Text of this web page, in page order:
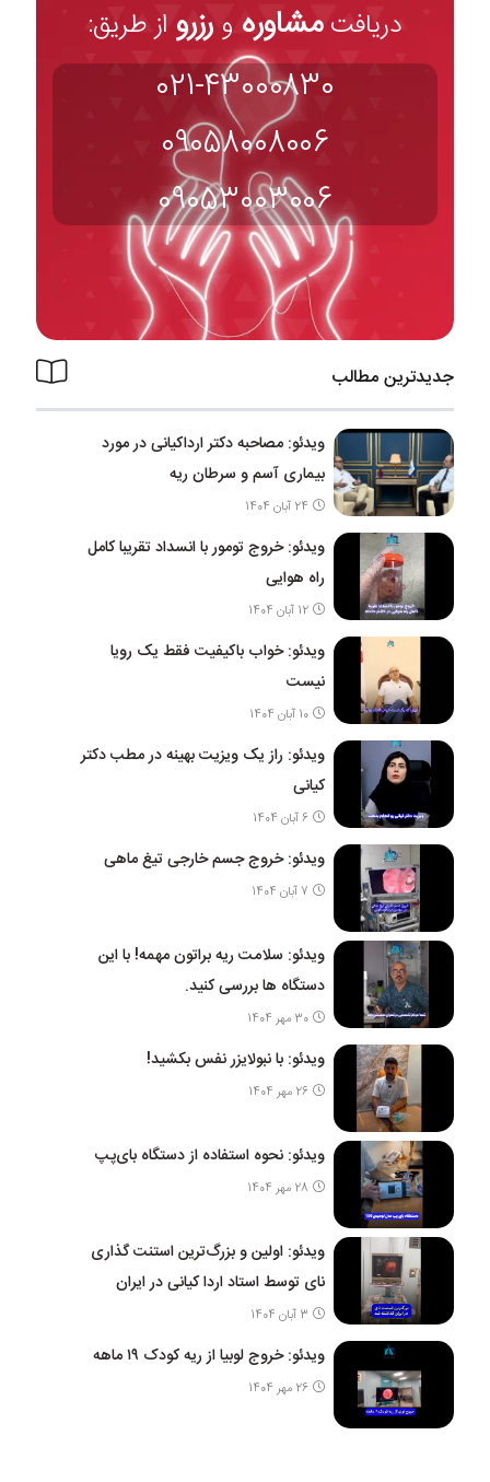
دریافتمشاوره و رزرو از طریق:
021-43000830
09058008006
09053003006
جدیدترین مطالب
ویدئو: مصاحبه دکتر ارداکیانی در مورد
بیماری آسم و سرطان ریه
24 آبان 1404
ویدئو: خروج تومور با انسداد تقریبا کامل
راه هوایی
12 آبان 1404
ویدئو: خواب باکیفیت فقط یک رویا
نیست
10 آبان 1404
ویدئو: راز یک ویزیت بهینه در مطب دکتر
کیانی
6 آبان 1404
ویدئو: خروج جسم خارجی تیغ ماهی
7 آبان 1404
ویدئو: سلامت ریه براتون مهمه! با این
دستگاه ها بررسی کنید.
30 مهر 1404
ویدئو: با نبولایزر نفس بکشید!
26 مهر 1404
ویدئو: نحوه استفاده از دستگاه بای‌پپ
28 مهر 1404
ویدئو: اولین و بزرگ‌ترین استنت گذاری
نای توسط استاد اردا کیانی در ایران
3 آبان 1404
ویدئو: خروج لوبیا از ریه کودک ۱۹ ماهه
26 مهر 1404